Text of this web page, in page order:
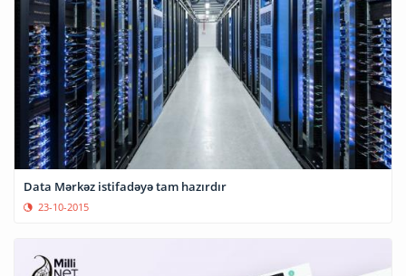
Data Mərkəz istifadəyə tam hazırdır
23-10-2015